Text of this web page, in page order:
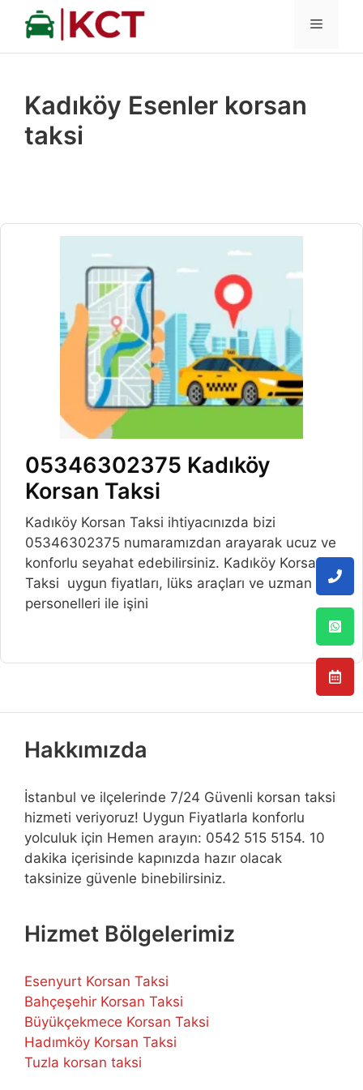
İçeriğe
MENÜ
Kadıköy Esenler korsan
taksi
05346302375 Kadıköy
Korsan Taksi
Kadıköy Korsan Taksi ihtiyacınızda bizi
05346302375 numaramızdan arayarak ucuz ve
konforlu seyahat edebilirsiniz. Kadıköy Korsan
Taksi uygun fiyatları, lüks araçları ve uzman
personelleri ile işini
Hakkımızda
İstanbul ve ilçelerinde 7/24 Güvenli korsan taksi
hizmeti veriyoruz! Uygun Fiyatlarla konforlu
yolculuk için Hemen arayın: 0542 515 5154. 10
dakika içerisinde kapınızda hazır olacak
taksinize güvenle binebilirsiniz.
Hizmet Bölgelerimiz
Esenyurt Korsan Taksi
Bahçeşehir Korsan Taksi
Büyükçekmece Korsan Taksi
Hadımköy Korsan Taksi
Tuzla korsan taksi